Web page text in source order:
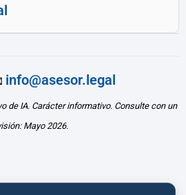
info@asesor.legal
de IA. Carácter informativo. Consulte con un
Mayo 2026.